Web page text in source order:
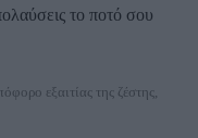
το ποτό σου
εξαιτίας της ζέστης,